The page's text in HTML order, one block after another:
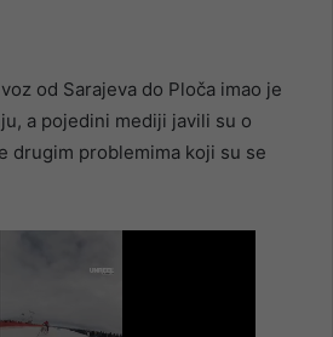
od Sarajeva do Ploča imao je
a pojedini mediji javili su o
drugim problemima koji su se